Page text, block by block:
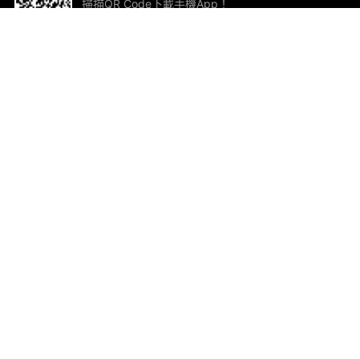
掃描QR Code下載手機App！